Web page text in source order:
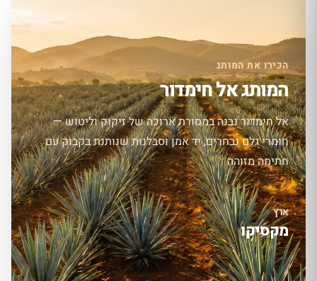
הכירו את המותג
המותג אל חימדור
אל חימדור נבנה במסורת ארוכה של זיקוק וליטוש —
חומרי גלם נבחרים, יד אמן וסבלנות שנותנת בקבוק עם
חתימה מזוהה.
ארץ
מקסיקו